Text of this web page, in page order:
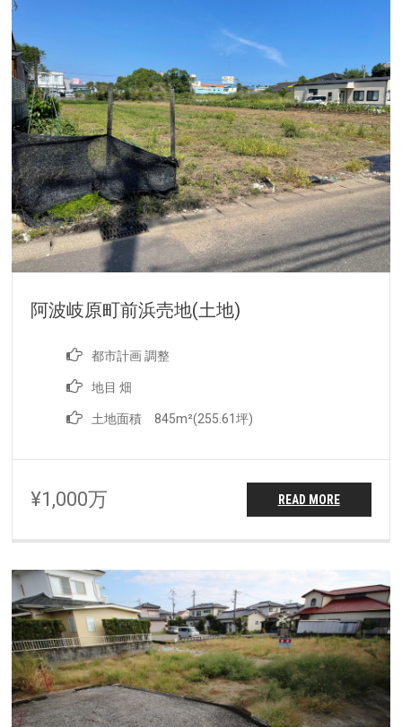
阿波岐原町前浜売地(土地)
都市計画 調整
地目 畑
土地面積 845m²(255.61坪)
¥1,000万 READ MORE